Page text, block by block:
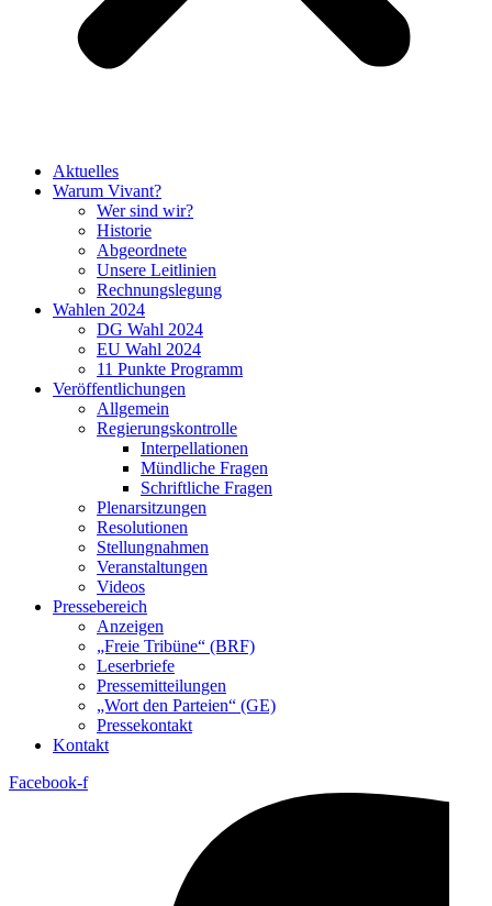
Aktuelles
Warum Vivant?
Wer sind wir?
Historie
Abgeordnete
Unsere Leitlinien
Rechnungslegung
Wahlen 2024
DG Wahl 2024
EU Wahl 2024
11 Punkte Programm
Veröffentlichungen
Allgemein
Regierungskontrolle
Interpellationen
Mündliche Fragen
Schriftliche Fragen
Plenarsitzungen
Resolutionen
Stellungnahmen
Veranstaltungen
Videos
Pressebereich
Anzeigen
„Freie Tribüne“ (BRF)
Leserbriefe
Pressemitteilungen
„Wort den Parteien“ (GE)
Pressekontakt
Kontakt
Facebook-f